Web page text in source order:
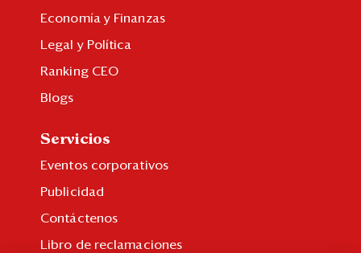
Economía y Finanzas
Legal y Política
Ranking CEO
Blogs
Servicios
Eventos corporativos
Publicidad
Contáctenos
Libro de reclamaciones